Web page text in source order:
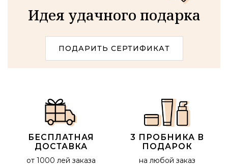
Идея удачного подарка
ПОДАРИТЬ СЕРТИФИКАТ
БЕСПЛАТНАЯ
ДОСТАВКА
от 1000 лей заказа
3 ПРОБНИКА В
ПОДАРОК
на любой заказ